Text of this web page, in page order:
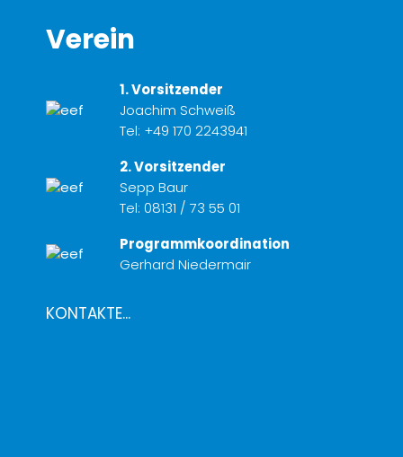
Verein
1. Vorsitzender
Joachim Schweiß
Tel: +49 170 2243941
2. Vorsitzender
Sepp Baur
Tel: 08131 / 73 55 01
Programmkoordination
Gerhard Niedermair
KONTAKTE...